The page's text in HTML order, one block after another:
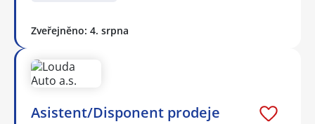
Zveřejněno: 4. srpna
Asistent/Disponent prodeje